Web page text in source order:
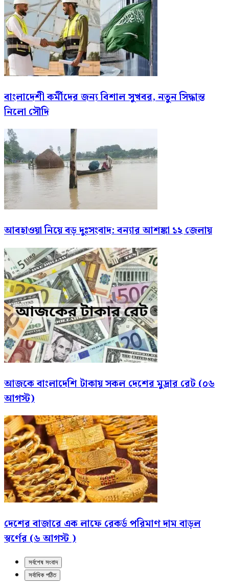
বাংলাদেশী কর্মীদের জন্য বিশাল সুখবর, নতুন সিদ্ধান্ত
নিলো সৌদি
আবহাওয়া নিয়ে বড় দুঃসংবাদ: বন্যার আশঙ্কা ১২ জেলায়
আজকে বাংলাদেশি টাকায় সকল দেশের মুদ্রার রেট (০৬
আগস্ট)
দেশের বাজারে এক লাফে রেকর্ড পরিমাণ দাম বাড়ল
স্বর্ণের (৬ আগস্ট )
সর্বশেষ সংবাদ
সর্বাধিক পঠিত